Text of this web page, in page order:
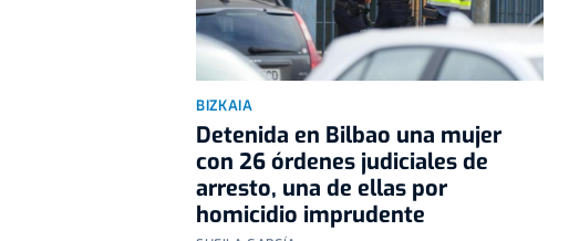
BIZKAIA
Detenida en Bilbao una mujer
con 26 órdenes judiciales de
arresto, una de ellas por
homicidio imprudente